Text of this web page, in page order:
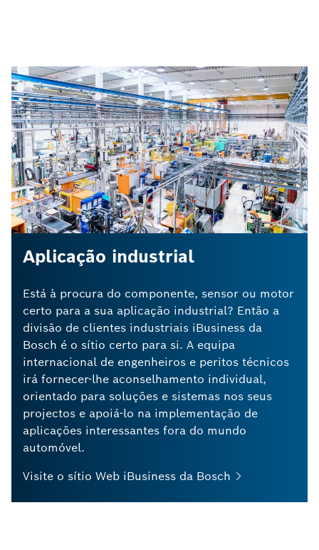
Aplicação industrial
Está à procura do componente, sensor ou motor
certo para a sua aplicação industrial? Então a
divisão de clientes industriais iBusiness da
Bosch é o sítio certo para si. A equipa
internacional de engenheiros e peritos técnicos
irá fornecer-lhe aconselhamento individual,
orientado para soluções e sistemas nos seus
projectos e apoiá-lo na implementação de
aplicações interessantes fora do mundo
automóvel.
Visite o sítio Web iBusiness da Bosch